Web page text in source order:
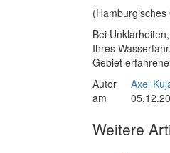
Bei
Ihres
Gebiet
Autor
Axel
am
Weitere